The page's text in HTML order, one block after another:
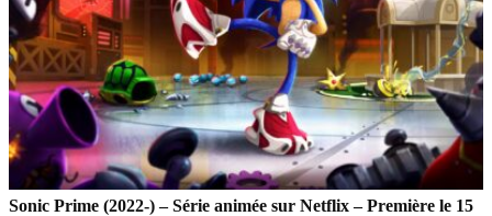
Sonic Prime (2022-) – Série animée sur Netflix – Première le 15